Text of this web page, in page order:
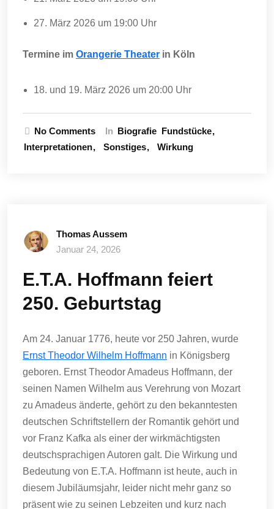
27. März 2026 um 19:00 Uhr
Termine im Orangerie Theater in Köln
18. und 19. März 2026 um 20:00 Uhr
No Comments In Biografie Fundstücke
Interpretationen
Sonstiges Wirkung
Thomas Aussem
Januar 24, 2026
E.T.A. Hoffmann feiert
250. Geburtstag
Am 24. Januar 1776, heute vor 250 Jahren, wurde
Ernst Theodor Wilhelm Hoffmann in Königsberg
geboren. Ernst Theodor Amadeus Hoffmann, der
seinen Namen Wilhelm aus Verehrung von Mozart
zu Amadeus änderte, gehört zu den bekanntesten
deutschen Schriftstellern der Romantik gehört und
vor Franz Kafka als einer der wirkmächtigsten
deutschsprachigen Autoren galt. Die Wirkung und
Bedeutung von E.T.A. Hoffmann ist heute, auch in
diesem Jubiläumsjahr, leider nicht mehr ganz so
präsent wie zu seinen Lebzeiten und kurz nach